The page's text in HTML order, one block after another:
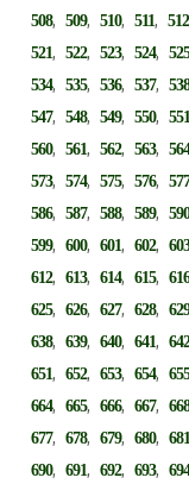
508,509,510,511,512
521,522,523,524,
534,535,536,537,
547,548,549,550,
560,561,562,563,
573,574,575,576,
586,587,588,589,
599,600,601,602,
612,613,614,615,
625,626,627,628,
638,639,640,641,
651,652,653,654,
664,665,666,667,
677,678,679,680,
690,691,692,693,